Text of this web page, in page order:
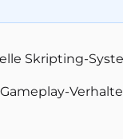
Skripting-